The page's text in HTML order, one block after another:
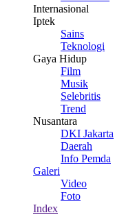
Internasional
Iptek
Sains
Teknologi
Gaya Hidup
Film
Musik
Selebritis
Trend
Nusantara
DKI Jakarta
Daerah
Info Pemda
Galeri
Video
Foto
Index